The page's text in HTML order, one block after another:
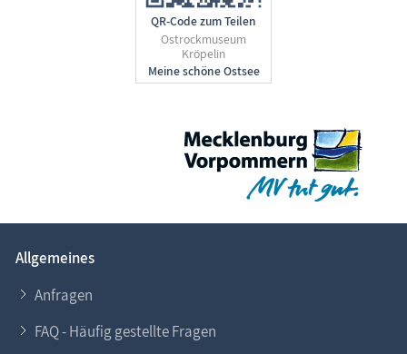
QR-Code zum Teilen
Ostrockmuseum
Kröpelin
Allgemeines
Anfragen
FAQ - Häufig gestellte Fragen